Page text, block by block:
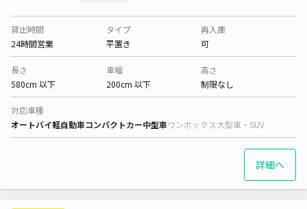
貸出時間
24時間営業
タイプ
平置き
再入庫
可
長さ
580cm 以下
車幅
200cm 以下
高さ
制限なし
対応車種
オートバイ軽自動車コンパクトカー中型車ワンボックス大型車・SUV
詳細へ